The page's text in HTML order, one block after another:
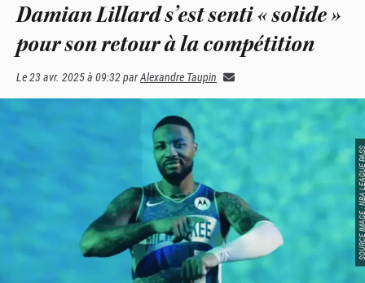
Damian Lillard s’est senti « solide »
pour son retour à la compétition
Le23 avr. 2025 à 09:32parAlexandre Taupin
SOURCE